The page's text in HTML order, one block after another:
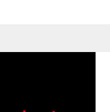
author/redaccion/